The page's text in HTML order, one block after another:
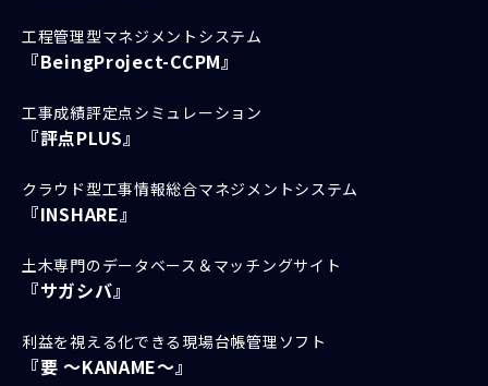
工程管理型マネジメントシステム
『BeingProject-CCPM』
工事成績評定点シミュレーション
『評点PLUS』
クラウド型工事情報総合マネジメントシステム
『INSHARE』
土木専門のデータベース＆マッチングサイト
『サガシバ』
利益を視える化できる現場台帳管理ソフト
『要 ～KANAME～』